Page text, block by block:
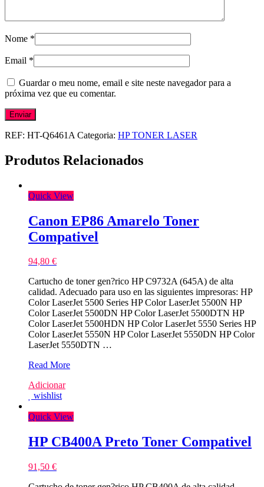
Nome *
Email *
Guardar o meu nome, email e site neste navegador para a
próxima vez que eu comentar.
REF: HT-Q6461A Categoria: HP TONER LASER
Produtos Relacionados
Quick View
Canon EP86 Amarelo Toner
Compativel
94,80 €
Cartucho de toner gen?rico HP C9732A (645A) de alta
calidad. Adecuado para uso en las siguientes impresoras: HP
Color LaserJet 5500 Series HP Color LaserJet 5500N HP
Color LaserJet 5500DN HP Color LaserJet 5500DTN HP
Color LaserJet 5500HDN HP Color LaserJet 5550 Series HP
Color LaserJet 5550N HP Color LaserJet 5550DN HP Color
LaserJet 5550DTN …
Canon
Amarelo
Toner
Read More
Adicionar
wishlist
Quick View
HP CB400A Preto Toner Compativel
91,50 €